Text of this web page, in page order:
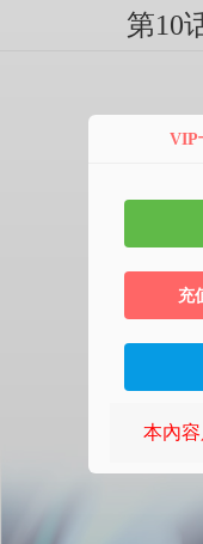
第10
VIP
充
本內